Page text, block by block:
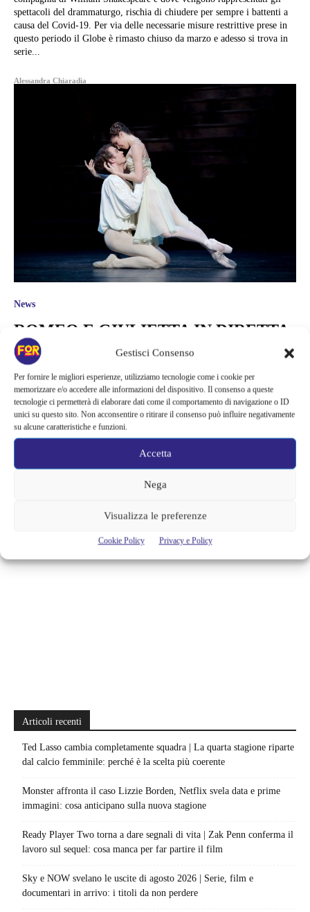
Gestisci Consenso
Per fornire le migliori esperienze, utilizziamo tecnologie come i cookie per
memorizzare e/o accedere alle informazioni del dispositivo. Il consenso a queste
tecnologie ci permetterà di elaborare dati come il comportamento di navigazione o ID
unici su questo sito. Non acconsentire o ritirare il consenso può influire negativamente
su alcune caratteristiche e funzioni.
Accetta
Nega
Visualizza le preferenze
Cookie Policy Privacy e Policy
spettacoli del drammaturgo, rischia di chiudere per sempre i battenti a
causa del Covid-19. Per via delle necessarie misure restrittive prese in
questo periodo il Globe è rimasto chiuso da marzo e adesso si trova in
serie...
Alessandra Chiaradia
News
ROMEO E GIULIETTA IN DIRETTA
NEI CINEMA DALLA ROYAL
OPERA HOUSE DI LONDRA
https://www.youtube.com/watch?v=psVQijcqpBg&feature=youtu.be
Imperdibile appuntamento con il balletto per poter rivivere l’eterna
storia d’amore dei due giovani amanti raccontata da Shakespeare,
l’appuntamento con Romeo e Giulietta della Royal Opera House è per
l’11 giugno alle ore 20.15. L’evento sarà, come di consueto, trasmesso
nei cinema italiani in diretta via satellite dalla Royal Opera House di
Articoli recenti
Ted Lasso cambia completamente squadra | La quarta stagione riparte
dal calcio femminile: perché è la scelta più coerente
Monster affronta il caso Lizzie Borden, Netflix svela data e prime
immagini: cosa anticipano sulla nuova stagione
Ready Player Two torna a dare segnali di vita | Zak Penn conferma il
lavoro sul sequel: cosa manca per far partire il film
Sky e NOW svelano le uscite di agosto 2026 | Serie, film e
documentari in arrivo: i titoli da non perdere